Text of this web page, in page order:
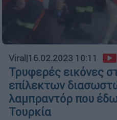
Viral |16.02.2023 10:11
Τρυφερές εικόνες
επίλεκτων
λαμπραντόρ που
Τουρκία